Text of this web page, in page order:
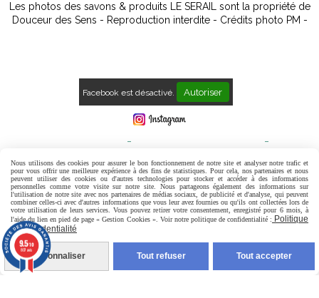
Les photos des savons & produits LE SERAIL sont la propriété de
Douceur des Sens - Reproduction interdite - Crédits photo PM -
Facebook est désactivé. Autoriser
Politique de confidentialité Gestion cookies Mon Compte
Contact Avis Clients
Nous utilisons des cookies pour assurer le bon fonctionnement de notre site et analyser notre trafic et
pour vous offrir une meilleure expérience à des fins de statistiques. Pour cela, nos partenaires et nous
peuvent utiliser des cookies ou d'autres technologies pour stocker et accéder à des informations
personnelles comme votre visite sur notre site. Nous partageons également des informations sur
l'utilisation de notre site avec nos partenaires de médias sociaux, de publicité et d'analyse, qui peuvent
combiner celles-ci avec d'autres informations que vous leur avez fournies ou qu'ils ont collectées lors de
votre utilisation de leurs services. Vous pouvez retirer votre consentement, enregistré pour 6 mois, à
l'aide du lien en pied de page « Gestion Cookies ». Voir notre politique de confidentialité : Politique
de confidentialité
Personnaliser Tout refuser Tout accepter
9.5/10
807 avis